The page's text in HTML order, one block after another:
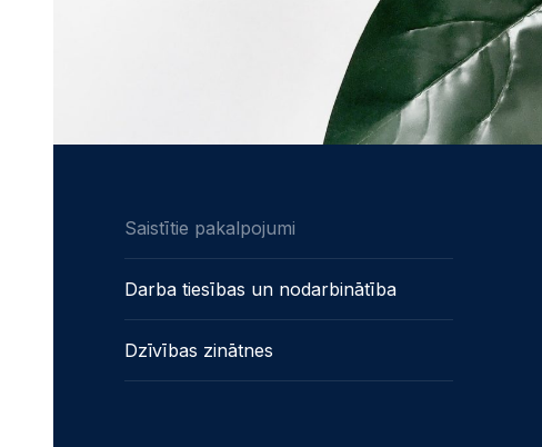
Saistītie pakalpojumi
Darba tiesības un nodarbinātība
Dzīvības zinātnes